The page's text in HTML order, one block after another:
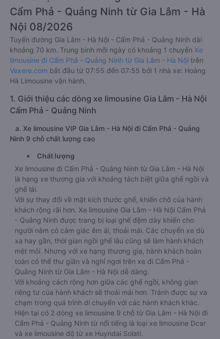
Cẩm Phả - Quảng Ninh từ Gia Lâm - Hà
Nội 08/2026
Tuyến đường Gia Lâm - Hà Nội - Cẩm Phả - Quảng Ninh dài
khoảng 70 km. Trung bình mỗi ngày có khoảng 1 chuyến Xe
limousine đi Cẩm Phả - Quảng Ninh từ Gia Lâm - Hà Nội trên
Vexere.com bắt đầu từ 07:55 đến 07:55 bởi 1 nhà xe: Hoàng
Hà Limousine vận hành.
1. Giới thiệu các dòng xe limousine Gia Lâm - Hà Nội
Cẩm Phả - Quảng Ninh
a. Xe limousine VIP Gia Lâm - Hà Nội đi Cẩm Phả - Quảng
Ninh 9 chỗ chất lượng cao
Chất lượng
Xe limousine đi Cẩm Phả - Quảng Ninh từ Gia Lâm - Hà Nội
là hạng xe thương gia với khoảng tách biệt giữa ghế ngồi và
ghế lái.
Với sự thay đổi về mặt kích thước ghế, khiến chỗ của hành
khách rộng rãi hơn. Xe limousine Gia Lâm - Hà Nội Cẩm Phả
- Quảng Ninh được trang bị loại ghế đệm dày khiến cho
người nằm có cảm giác êm ái, thoải mái. Các chuyến xe dù
xa hay gần, thời gian ngồi ghế lâu cũng sẽ làm hành khách
mệt mỏi. Nhưng với xe hạng thương gia, hành khách hoàn
toàn có thể thư giãn và nghỉ ngơi trên xe đi Cẩm Phả -
Quảng Ninh từ Gia Lâm - Hà Nội dễ dàng.
Với khoảng cách rộng hơn giữa các ghế ngồi, không gian
riêng tư của hành khách sẽ thoải mái hơn. Tránh được sự va
chạm trong quá trình di chuyển với các hành khách khác.
Hiện tại có 2 dòng xe limousine 9 chỗ từ Gia Lâm - Hà Nội đi
Cẩm Phả - Quảng Ninh từ nổi tiếng là loại xe limousine Dcar
và xe limousine độ từ xe Huyndai Solati.